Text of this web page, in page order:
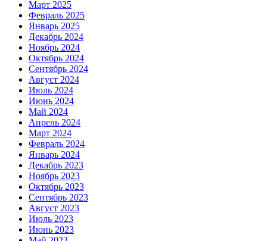
Март 2025
Февраль 2025
Январь 2025
Декабрь 2024
Ноябрь 2024
Октябрь 2024
Сентябрь 2024
Август 2024
Июль 2024
Июнь 2024
Май 2024
Апрель 2024
Март 2024
Февраль 2024
Январь 2024
Декабрь 2023
Ноябрь 2023
Октябрь 2023
Сентябрь 2023
Август 2023
Июль 2023
Июнь 2023